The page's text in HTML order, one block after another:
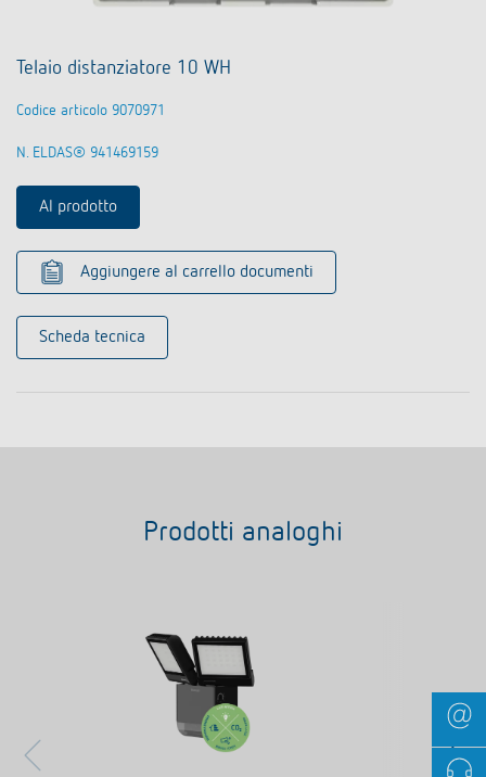
Telaio distanziatore 10 WH
Codice articolo 9070971
N. ELDAS® 941469159
Al prodotto
Aggiungere al carrello documenti
Scheda tecnica
Prodotti analoghi